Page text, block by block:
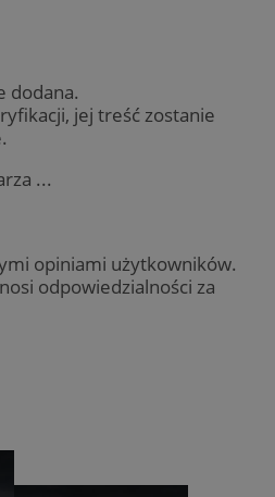
dodana.
jej treść zostanie
...
opiniami użytkowników.
odpowiedzialności za